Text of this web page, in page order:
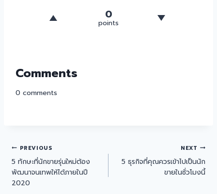
0
points
Comments
0 comments
PREVIOUS
5 ทักษะที่นักขายรุ่นใหม่ต้อง
พัฒนาจนเทพให้ได้ภายในปี
2020
NEXT
5 ธุรกิจที่คุณควรเข้าไปเป็นนัก
ขายในชั่วโมงนี้